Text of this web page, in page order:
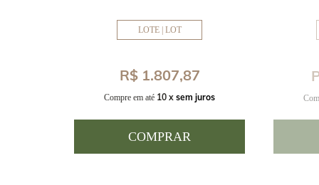
LOTE | LOT
R$ 1.807,87
Compre em até 10 x sem juros
COMPRAR